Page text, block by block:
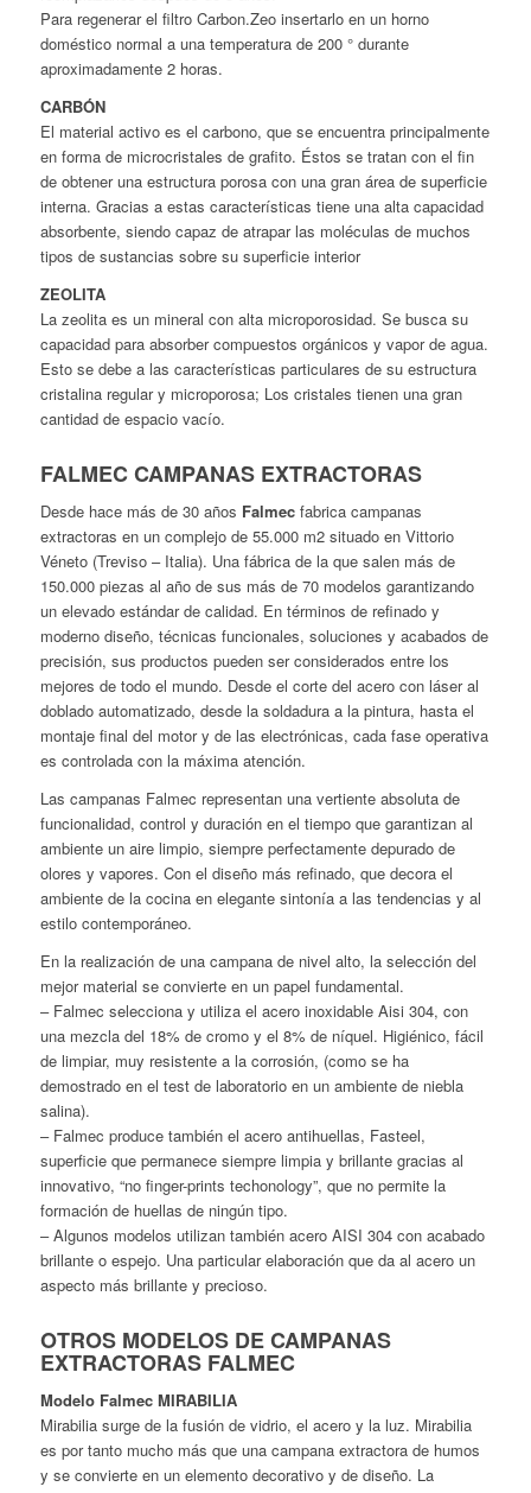
Para regenerar el filtro Carbon.Zeo insertarlo en un horno
doméstico normal a una temperatura de 200 ° durante
aproximadamente 2 horas.
CARBÓN
El material activo es el carbono, que se encuentra principalmente
en forma de microcristales de grafito. Éstos se tratan con el fin
de obtener una estructura porosa con una gran área de superficie
interna. Gracias a estas características tiene una alta capacidad
absorbente, siendo capaz de atrapar las moléculas de muchos
tipos de sustancias sobre su superficie interior
ZEOLITA
La zeolita es un mineral con alta microporosidad. Se busca su
capacidad para absorber compuestos orgánicos y vapor de agua.
Esto se debe a las características particulares de su estructura
cristalina regular y microporosa; Los cristales tienen una gran
cantidad de espacio vacío.
FALMEC CAMPANAS EXTRACTORAS
Desde hace más de 30 años Falmecfabrica campanas
extractoras en un complejo de 55.000 m2 situado en Vittorio
Véneto (Treviso – Italia). Una fábrica de la que salen más de
150.000 piezas al año de sus más de 70 modelos garantizando
un elevado estándar de calidad. En términos de refinado y
moderno diseño, técnicas funcionales, soluciones y acabados de
precisión, sus productos pueden ser considerados entre los
mejores de todo el mundo. Desde el corte del acero con láser al
doblado automatizado, desde la soldadura a la pintura, hasta el
montaje final del motor y de las electrónicas, cada fase operativa
es controlada con la máxima atención.
Las campanas Falmec representan una vertiente absoluta de
funcionalidad, control y duración en el tiempo que garantizan al
ambiente un aire limpio, siempre perfectamente depurado de
olores y vapores. Con el diseño más refinado, que decora el
ambiente de la cocina en elegante sintonía a las tendencias y al
estilo contemporáneo.
En la realización de una campana de nivel alto, la selección del
mejor material se convierte en un papel fundamental.
– Falmec selecciona y utiliza el acero inoxidable Aisi 304, con
una mezcla del 18% de cromo y el 8% de níquel. Higiénico, fácil
de limpiar, muy resistente a la corrosión, (como se ha
demostrado en el test de laboratorio en un ambiente de niebla
salina).
– Falmec produce también el acero antihuellas, Fasteel,
superficie que permanece siempre limpia y brillante gracias al
innovativo, “no finger-prints techonology”, que no permite la
formación de huellas de ningún tipo.
– Algunos modelos utilizan también acero AISI 304 con acabado
brillante o espejo. Una particular elaboración que da al acero un
aspecto más brillante y precioso.
OTROS MODELOS DE CAMPANAS
EXTRACTORAS FALMEC
Modelo Falmec MIRABILIA
Mirabilia surge de la fusión de vidrio, el acero y la luz. Mirabilia
es por tanto mucho más que una campana extractora de humos
y se convierte en un elemento decorativo y de diseño. La